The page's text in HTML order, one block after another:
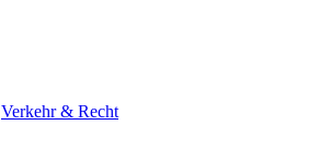
Verkehr & Recht